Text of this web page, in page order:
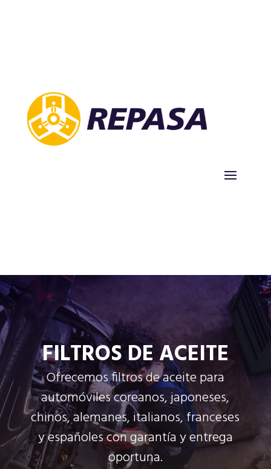
FILTROS DE ACEITE
Ofrecemos filtros de aceite para
automóviles coreanos, japoneses,
chinos, alemanes, italianos, franceses
y españoles con garantía y entrega
oportuna.